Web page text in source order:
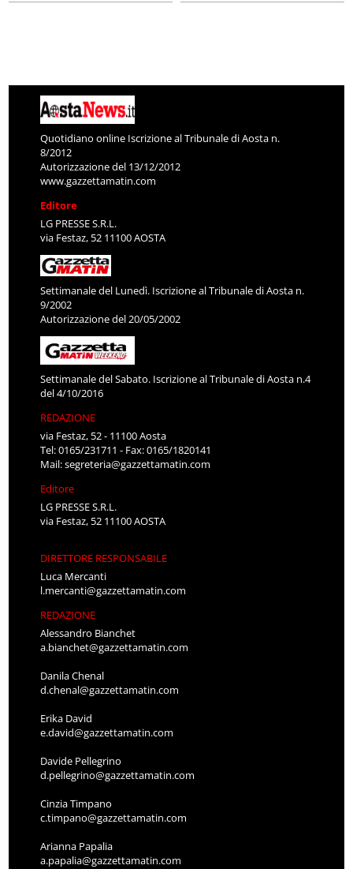
Quotidiano online Iscrizione al Tribunale di Aosta n.
8/2012
Autorizzazione del 13/12/2012
www.gazzettamatin.com
Editore
LG PRESSE S.R.L.
via Festaz, 52 11100 AOSTA
Settimanale del Lunedì. Iscrizione al Tribunale di Aosta n.
9/2002
Autorizzazione del 20/05/2002
Settimanale del Sabato. Iscrizione al Tribunale di Aosta n.4
del 4/10/2016
REDAZIONE
via Festaz, 52 - 11100 Aosta
Tel: 0165/231711 - Fax: 0165/1820141
Mail:segreteria@gazzettamatin.com
Editore
LG PRESSE S.R.L.
via Festaz, 52 11100 AOSTA
DIRETTORE RESPONSABILE
Luca Mercanti
l.mercanti@gazzettamatin.com
REDAZIONE
Alessandro Bianchet
a.bianchet@gazzettamatin.com
Danila Chenal
d.chenal@gazzettamatin.com
Erika David
e.david@gazzettamatin.com
Davide Pellegrino
d.pellegrino@gazzettamatin.com
Cinzia Timpano
c.timpano@gazzettamatin.com
Arianna Papalia
a.papalia@gazzettamatin.com